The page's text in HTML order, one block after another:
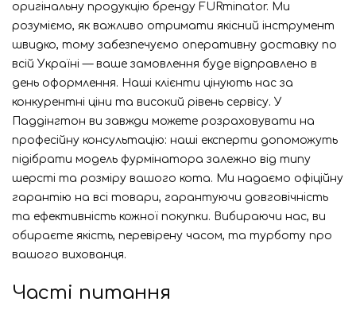
оригінальну продукцію бренду FURminator. Ми
розуміємо, як важливо отримати якісний інструмент
швидко, тому забезпечуємо оперативну доставку по
всій Україні — ваше замовлення буде відправлено в
день оформлення. Наші клієнти цінують нас за
конкурентні ціни та високий рівень сервісу. У
Паддінгтон ви завжди можете розраховувати на
професійну консультацію: наші експерти допоможуть
підібрати модель фурмінатора залежно від типу
шерсті та розміру вашого кота. Ми надаємо офіційну
гарантію на всі товари, гарантуючи довговічність
та ефективність кожної покупки. Вибираючи нас, ви
обираєте якість, перевірену часом, та турботу про
вашого вихованця.
Часті питання